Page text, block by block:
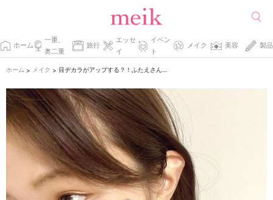
ホーム
一重、
奥二重
旅行
エッセ
イ
イベン
ト
メイク 美容 製品
ホーム > メイク > 目ヂカラがアップする？！ふたえさんのメザイクのススメ。